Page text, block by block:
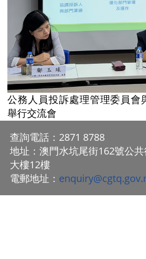
公務人員投訴處理管理委員會
舉行交流會
查詢電話：2871 8788
地址：澳門水坑尾街162號公
大樓12樓
電郵地址：